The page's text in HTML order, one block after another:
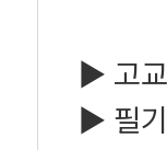
▶ 고
▶ 필